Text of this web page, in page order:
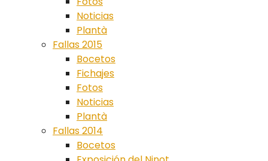
Noticias
Plantà
Fallas 2015
Bocetos
Fichajes
Fotos
Noticias
Plantà
Fallas 2014
Bocetos